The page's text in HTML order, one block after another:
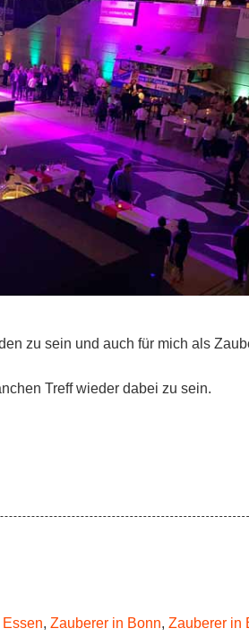
zu sein und auch für mich als
Treff wieder dabei zu sein.
, Zauberer in Bonn, Zauberer in